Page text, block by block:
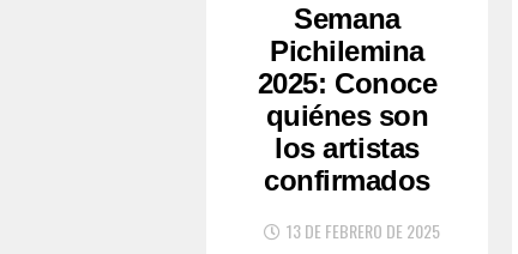
Semana
Pichilemina
2025: Conoce
quiénes son
los artistas
confirmados
13 DE FEBRERO DE 2025